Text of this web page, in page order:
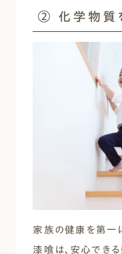
② 化学物質
家族の健康を第一
漆喰は、安心できる